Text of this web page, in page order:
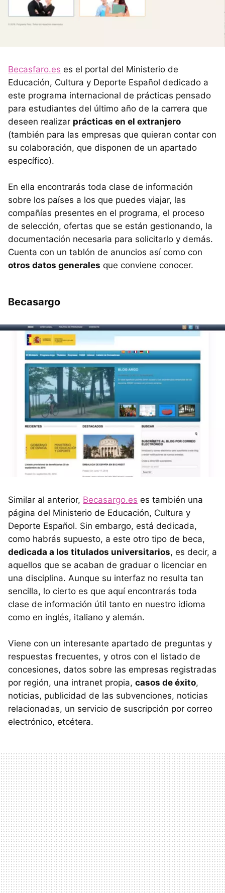
Becasfaro.es es el portal del Ministerio de
Educación, Cultura y Deporte Español dedicado a
este programa internacional de prácticas pensado
para estudiantes del último año de la carrera que
deseen realizar prácticas en el extranjero
(también para las empresas que quieran contar con
su colaboración, que disponen de un apartado
específico).
En ella encontrarás toda clase de información
sobre los países a los que puedes viajar, las
compañías presentes en el programa, el proceso
de selección, ofertas que se están gestionando, la
documentación necesaria para solicitarlo y demás.
Cuenta con un tablón de anuncios así como con
otros datos generales que conviene conocer.
Becasargo
Similar al anterior, Becasargo.es es también una
página del Ministerio de Educación, Cultura y
Deporte Español. Sin embargo, está dedicada,
como habrás supuesto, a este otro tipo de beca,
dedicada a los titulados universitarios, es decir, a
aquellos que se acaban de graduar o licenciar en
una disciplina. Aunque su interfaz no resulta tan
sencilla, lo cierto es que aquí encontrarás toda
clase de información útil tanto en nuestro idioma
como en inglés, italiano y alemán.
Viene con un interesante apartado de preguntas y
respuestas frecuentes, y otros con el listado de
concesiones, datos sobre las empresas registradas
por región, una intranet propia, casos de éxito,
noticias, publicidad de las subvenciones, noticias
relacionadas, un servicio de suscripción por correo
electrónico, etcétera.